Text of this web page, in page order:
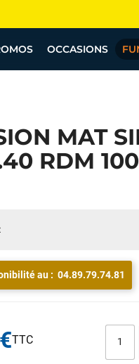
!
OCCASIONS
MAT
RDM
au : 04.89.79.74.81